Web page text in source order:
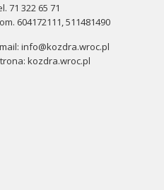
71 322 65 71
604172111, 511481490
info@kozdra.wroc.pl
kozdra.wroc.pl